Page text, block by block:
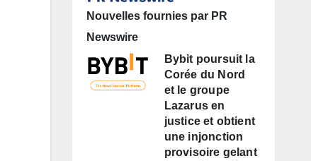
Nouvelles fournies par PR
Newswire
Bybit poursuit la
Corée du Nord
et le groupe
Lazarus en
justice et obtient
une injonction
provisoire gelant